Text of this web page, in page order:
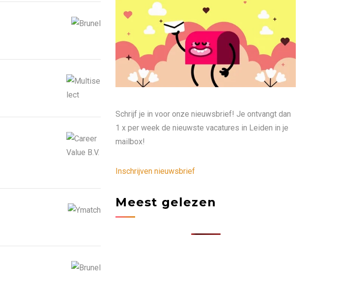
Schrijf je in voor onze nieuwsbrief! Je ontvangt dan
1 x per week de nieuwste vacatures in Leiden in je
mailbox!
Inschrijven nieuwsbrief
Meest gelezen